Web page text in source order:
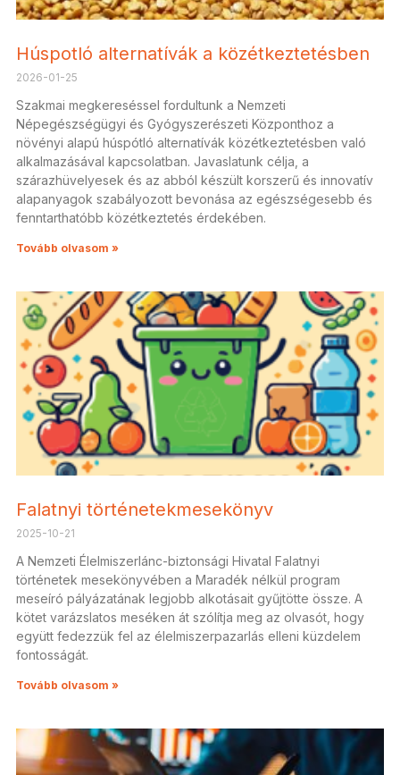
Húspotló alternatívák a közétkeztetésben
2026-01-25
Szakmai megkereséssel fordultunk a Nemzeti
Népegészségügyi és Gyógyszerészeti Központhoz a
növényi alapú húspótló alternatívák közétkeztetésben való
alkalmazásával kapcsolatban. Javaslatunk célja, a
szárazhüvelyesek és az abból készült korszerű és innovatív
alapanyagok szabályozott bevonása az egészségesebb és
fenntarthatóbb közétkeztetés érdekében.
Tovább olvasom »
Falatnyi történetekmesekönyv
2025-10-21
A Nemzeti Élelmiszerlánc-biztonsági Hivatal Falatnyi
történetek mesekönyvében a Maradék nélkül program
meseíró pályázatának legjobb alkotásait gyűjtötte össze. A
kötet varázslatos meséken át szólítja meg az olvasót, hogy
együtt fedezzük fel az élelmiszerpazarlás elleni küzdelem
fontosságát.
Tovább olvasom »